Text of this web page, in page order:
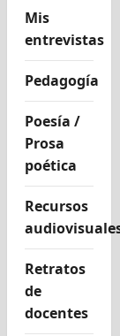
Mis
entrevistas
Pedagogía
Poesía /
Prosa
poética
Recursos
Retratos
de
docentes